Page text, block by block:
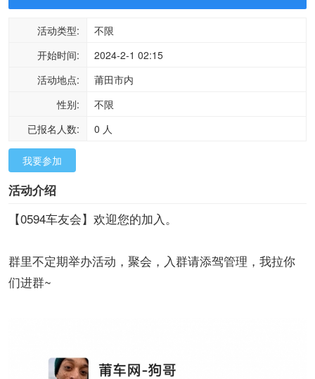
活动类型:
不限
开始时间:
2024-2-1 02:15
活动地点:
莆田市内
性别:
不限
已报名人数:
0 人
我要参加
活动介绍
【0594车友会】欢迎您的加入。
群里不定期举办活动，聚会，入群请添驾管理，我拉你
们进群~